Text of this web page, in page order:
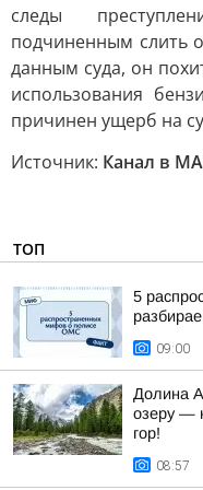
следы
подчиненным слить
данным суда, он
использования
причинен ущерб на
Источник: Канал в
ТОП
5
09:00
Долина
озеру —
гор!
08:57